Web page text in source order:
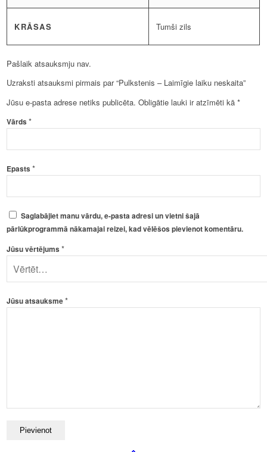
KRĀSAS Tumši zils
Pašlaik atsauksmju nav.
Uzraksti atsauksmi pirmais par “Pulkstenis – Laimīgie laiku neskaita”
Jūsu e-pasta adrese netiks publicēta. Obligātie lauki ir atzīmēti kā*
Vārds*
Epasts*
Saglabājiet manu vārdu, e-pasta adresi un vietni šajā
pārlūkprogrammā nākamajai reizei, kad vēlēšos pievienot komentāru.
Jūsu vērtējums*
Jūsu atsauksme*